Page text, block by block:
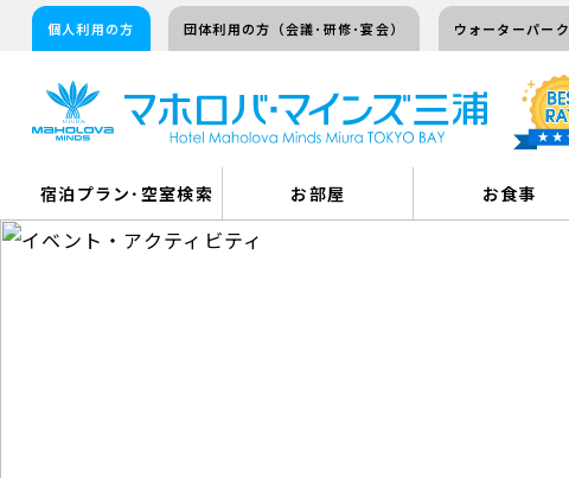
個人利用の方 団体利用の方（会議･研修･宴会） ウォーターパーク
宿泊プラン･空室検索 お部屋 お食事